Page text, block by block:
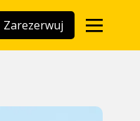
Zarezerwuj